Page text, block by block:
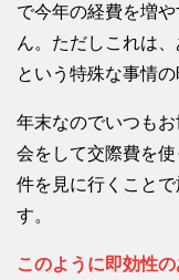
で今年の経費を増
ん。ただしこれは
という特殊な事情の
年末なのでいつも
会をして交際費を
件を見に行くこと
す。
このように即効性